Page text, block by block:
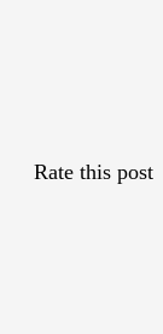
Rate this post